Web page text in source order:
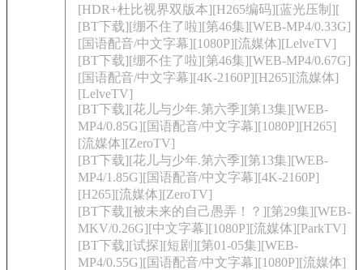
[HDR+杜比视界双版本][H265编码][蓝光压制][
[BT下载][绷不住了啦][第46集][WEB-MP4/0.33G]
[国语配音/中文字幕][1080P][流媒体][LelveTV]
[BT下载][绷不住了啦][第46集][WEB-MP4/0.67G]
[国语配音/中文字幕][4K-2160P][H265][流媒体]
[LelveTV]
[BT下载][花儿与少年.第六季][第13集][WEB-
MP4/0.85G][国语配音/中文字幕][1080P][H265]
[流媒体][ZeroTV]
[BT下载][花儿与少年.第六季][第13集][WEB-
MP4/1.85G][国语配音/中文字幕][4K-2160P]
[H265][流媒体][ZeroTV]
[BT下载][被未来的自己愚弄！？][第29集][WEB-
MKV/0.26G][中文字幕][1080P][流媒体][ParkTV]
[BT下载][试探][短剧][第01-05集][WEB-
MP4/0.55G][国语配音/中文字幕][1080P][流媒体]